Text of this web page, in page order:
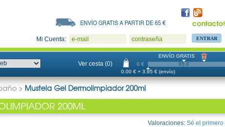
ENVÍO GRATIS A PARTIR DE 65 €
Mi Cuenta: e-mail contraseña
Ver cesta (0) 0 €
ENVÍO GRATIS
65 €
0.00 € + 3.95 € (envío)
> Mustela Gel Dermolimpiador 200ml
200ML
Valoraciones: Sé el